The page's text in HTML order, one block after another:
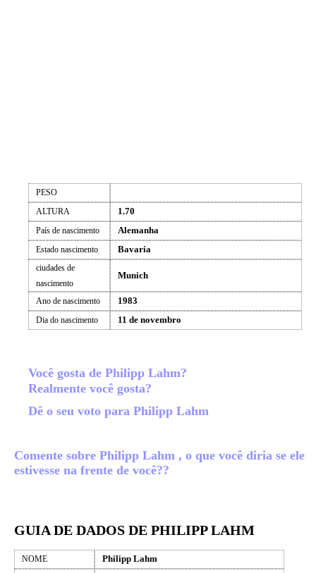
PESO
ALTURA
1.70
País de nascimento Alemanha
Estado nascimento Bavaria
ciudades de
nascimento
Munich
Ano de nascimento 1983
Dia do nascimento 11 de novembro
Você gosta de Philipp Lahm?
Realmente você gosta?
Dê o seu voto para Philipp Lahm
Comente sobre Philipp Lahm , o que você diria se ele
estivesse na frente de você??
GUIA DE DADOS DE PHILIPP LAHM
NOME Philipp Lahm